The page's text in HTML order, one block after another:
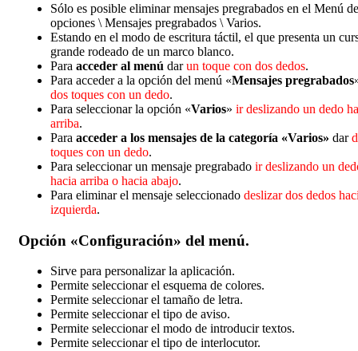
Sólo es posible eliminar mensajes pregrabados en el Menú de
opciones \ Mensajes pregrabados \ Varios.
Estando en el modo de escritura táctil, el que presenta un
grande rodeado de un marco blanco.
Para acceder al menú darun toque con dos dedos.
Para acceder a la opción del menú «Mensajes pregrabados
dos toques con un dedo.
Para seleccionar la opción «Varios» ir deslizando un dedo
arriba.
Para acceder a los mensajes de la categoría «Varios» dar
toques con un dedo.
Para seleccionar un mensaje pregrabado ir deslizando un
hacia arriba o hacia abajo.
Para eliminar el mensaje seleccionado deslizar dos dedos
izquierda.
Opción «Configuración» del menú.
Sirve para personalizar la aplicación.
Permite seleccionar el esquema de colores.
Permite seleccionar el tamaño de letra.
Permite seleccionar el tipo de aviso.
Permite seleccionar el modo de introducir textos.
Permite seleccionar el tipo de interlocutor.